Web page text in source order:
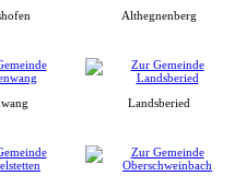
Althegnenberg
Landsberied